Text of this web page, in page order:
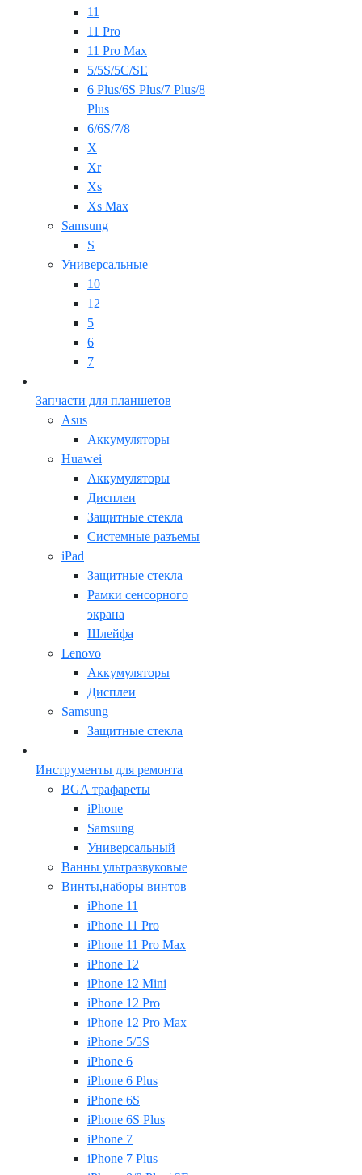
11
11 Pro
11 Pro Max
5/5S/5C/SE
6 Plus/6S Plus/7 Plus/8
Plus
6/6S/7/8
X
Xr
Xs
Xs Max
Samsung
S
Универсальные
10
12
5
6
7
Запчасти для планшетов
Asus
Аккумуляторы
Huawei
Аккумуляторы
Дисплеи
Защитные стекла
Системные разъемы
iPad
Защитные стекла
Рамки сенсорного
экрана
Шлейфа
Lenovo
Аккумуляторы
Дисплеи
Samsung
Защитные стекла
Инструменты для ремонта
BGA трафареты
iPhone
Samsung
Универсальный
Ванны ультразвуковые
Винты,наборы винтов
iPhone 11
iPhone 11 Pro
iPhone 11 Pro Max
iPhone 12
iPhone 12 Mini
iPhone 12 Pro
iPhone 12 Pro Max
iPhone 5/5S
iPhone 6
iPhone 6 Plus
iPhone 6S
iPhone 6S Plus
iPhone 7
iPhone 7 Plus